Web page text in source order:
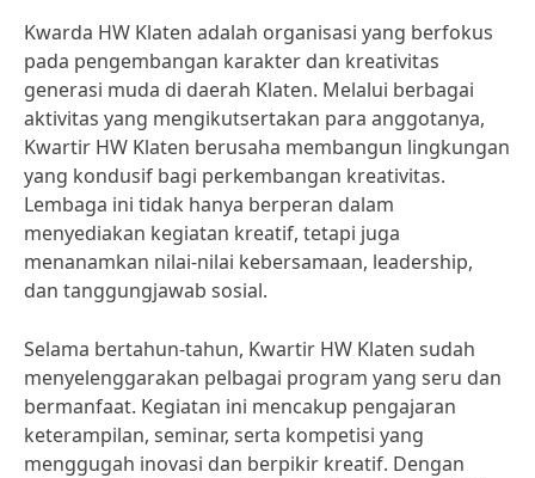
Kwarda HW Klaten adalah organisasi yang berfokus
pada pengembangan karakter dan kreativitas
generasi muda di daerah Klaten. Melalui berbagai
aktivitas yang mengikutsertakan para anggotanya,
Kwartir HW Klaten berusaha membangun lingkungan
yang kondusif bagi perkembangan kreativitas.
Lembaga ini tidak hanya berperan dalam
menyediakan kegiatan kreatif, tetapi juga
menanamkan nilai-nilai kebersamaan, leadership,
dan tanggungjawab sosial.
Selama bertahun-tahun, Kwartir HW Klaten sudah
menyelenggarakan pelbagai program yang seru dan
bermanfaat. Kegiatan ini mencakup pengajaran
keterampilan, seminar, serta kompetisi yang
menggugah inovasi dan berpikir kreatif. Dengan